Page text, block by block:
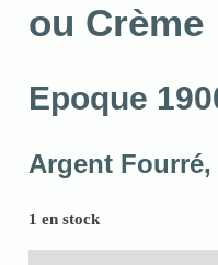
ou Crème
Epoque
Argent
1 en stock